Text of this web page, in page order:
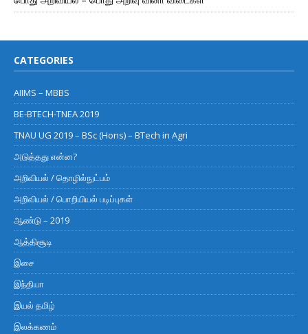
CATEGORIES
AIIMS – MBBS
BE-BTECH-TNEA 2019
TNAU UG 2019 – BSc (Hons) – BTech in Agri
அடுத்தது என்ன?
அறிவியல் / தொழில்நுட்பம்
அறிவியல் / பொறியியல் படிப்புகள்
ஆண்டு – 2019
ஆத்திசூடி
இசை
இந்தியா
இயல் தமிழ்
இலக்கணம்